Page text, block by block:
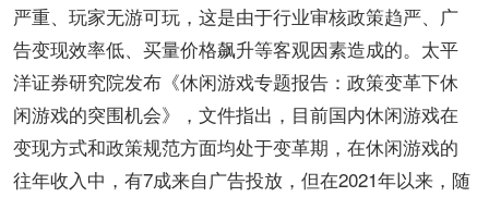
严重、玩家无游可玩，这是由于行业审核政策趋严、广
告变现效率低、买量价格飙升等客观因素造成的。太平
洋证券研究院发布《休闲游戏专题报告：政策变革下休
闲游戏的突围机会》，文件指出，目前国内休闲游戏在
变现方式和政策规范方面均处于变革期，在休闲游戏的
往年收入中，有7成来自广告投放，但在2021年以来，随